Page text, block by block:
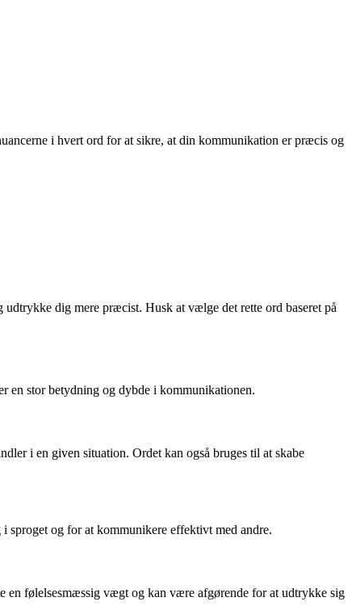
i hvert ord for at sikre, at din kommunikation er præcis og
dig mere præcist. Husk at vælge det rette ord baseret på
en stor betydning og dybde i kommunikationen.
i en given situation. Ordet kan også bruges til at skabe
sproget og for at kommunikere effektivt med andre.
en følelsesmæssig vægt og kan være afgørende for at udtrykke sig